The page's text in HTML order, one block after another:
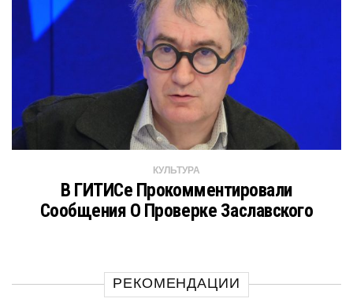
КУЛЬТУРА
В ГИТИСе Прокомментировали
Сообщения О Проверке Заславского
РЕКОМЕНДАЦИИ